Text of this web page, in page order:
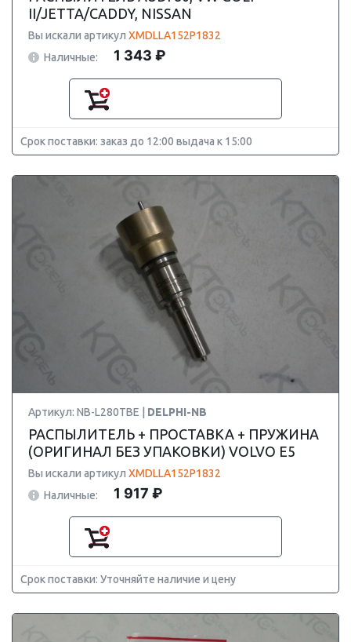
II/JETTA/CADDY, NISSAN
Вы искали артикул XMDLLA152P1832
Наличные:
1 343 ₽
Срок поставки: заказ до 12:00 выдача к 15:00
Артикул: NB-L280TBE | DELPHI-NB
РАСПЫЛИТЕЛЬ + ПРОСТАВКА + ПРУЖИНА
(ОРИГИНАЛ БЕЗ УПАКОВКИ) VOLVO E5
Вы искали артикул XMDLLA152P1832
Наличные:
1 917 ₽
Срок поставки: Уточняйте наличие и цену